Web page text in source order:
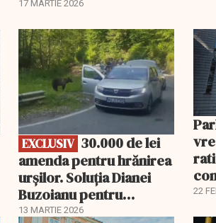
17 MARTIE 2026
EXCLUSIV
EXCLUSIV
amenda pentru hrănirea
urșilor. Soluția Dianei
Buzoianu pentru
aplicarea legii
13 MARTIE 2026
22